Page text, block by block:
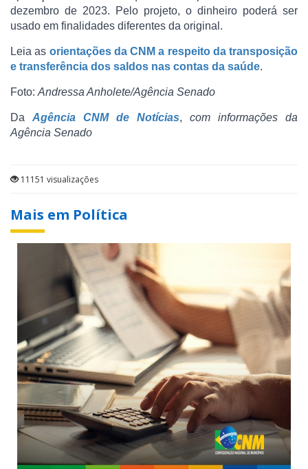
dezembro de 2023. Pelo projeto, o dinheiro poderá ser
usado em finalidades diferentes da original.
Leia as orientações da CNM a respeito da transposição
e transferência dos saldos nas contas da saúde.
Foto: Andressa Anholete/Agência Senado
Da Agência CNM de Notícias, com informações da
Agência Senado
11151 visualizações
Mais em Política